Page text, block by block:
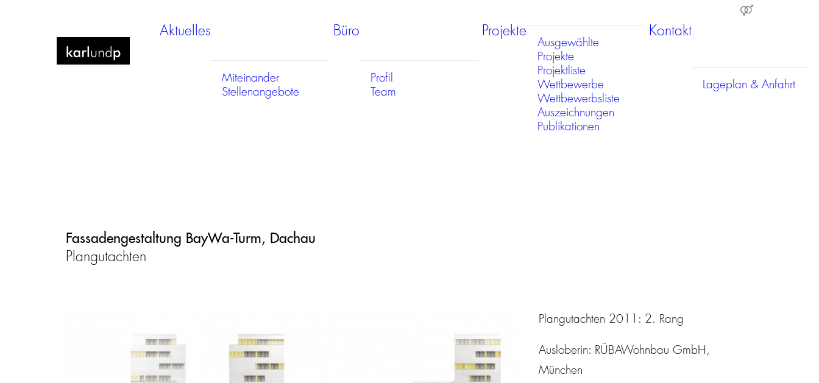
Aktuelles
Miteinander
Stellenangebote
Büro
Profil
Team
Projekte
Ausgewählte
Projekte
Projektliste
Wettbewerbe
Wettbewerbsliste
Auszeichnungen
Publikationen
Kontakt
Lageplan & Anfahrt
Fassadengestaltung BayWa-Turm, Dachau
Plangutachten
Plangutachten 2011: 2. Rang
Ausloberin: RÜBAWohnbau GmbH,
München